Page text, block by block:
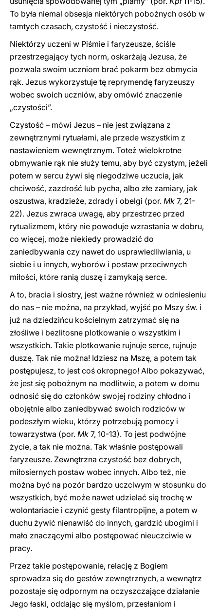
To była niemal obsesja niektórych pobożnych osób w
tamtych czasach, czystość i nieczystość.
Niektórzy uczeni w Piśmie i faryzeusze, ściśle
przestrzegający tych norm, oskarżają Jezusa, że
pozwala swoim uczniom brać pokarm bez obmycia
rąk. Jezus wykorzystuje tę reprymendę faryzeuszy
wobec swoich uczniów, aby omówić znaczenie
„czystości”.
Czystość – mówi Jezus – nie jest związana z
zewnętrznymi rytuałami, ale przede wszystkim z
nastawieniem wewnętrznym. Toteż wielokrotne
obmywanie rąk nie służy temu, aby być czystym, jeżeli
potem w sercu żywi się niegodziwe uczucia, jak
chciwość, zazdrość lub pycha, albo złe zamiary, jak
oszustwa, kradzieże, zdrady i obelgi (por. Mk 7, 21-
22). Jezus zwraca uwagę, aby przestrzec przed
rytualizmem, który nie powoduje wzrastania w dobru,
co więcej, może niekiedy prowadzić do
zaniedbywania czy nawet do usprawiedliwiania, u
siebie i u innych, wyborów i postaw przeciwnych
miłości, które ranią duszę i zamykają serce.
A to, bracia i siostry, jest ważne również w odniesieniu
do nas – nie można, na przykład, wyjść po Mszy św. i
już na dziedzińcu kościelnym zatrzymać się na
złośliwe i bezlitosne plotkowanie o wszystkim i
wszystkich. Takie plotkowanie rujnuje serce, rujnuje
duszę. Tak nie można! Idziesz na Mszę, a potem tak
postępujesz, to jest coś okropnego! Albo pokazywać,
że jest się pobożnym na modlitwie, a potem w domu
odnosić się do członków swojej rodziny chłodno i
obojętnie albo zaniedbywać swoich rodziców w
podeszłym wieku, którzy potrzebują pomocy i
towarzystwa (por. Mk 7, 10-13). To jest podwójne
życie, a tak nie można. Tak właśnie postępowali
faryzeusze. Zewnętrzna czystość bez dobrych,
miłosiernych postaw wobec innych. Albo też, nie
można być na pozór bardzo uczciwym w stosunku do
wszystkich, być może nawet udzielać się trochę w
wolontariacie i czynić gesty filantropijne, a potem w
duchu żywić nienawiść do innych, gardzić ubogimi i
mało znaczącymi albo postępować nieuczciwie w
pracy.
Przez takie postępowanie, relację z Bogiem
sprowadza się do gestów zewnętrznych, a wewnątrz
pozostaje się odpornym na oczyszczające działanie
Jego łaski, oddając się myślom, przesłaniom i